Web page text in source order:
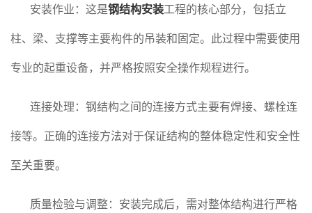
安装作业：这是钢结构安装工程的核心部分，包括立
柱、梁、支撑等主要构件的吊装和固定。此过程中需要使用
专业的起重设备，并严格按照安全操作规程进行。
连接处理：钢结构之间的连接方式主要有焊接、螺栓连
接等。正确的连接方法对于保证结构的整体稳定性和安全性
至关重要。
质量检验与调整：安装完成后，需对整体结构进行严格